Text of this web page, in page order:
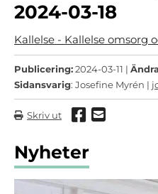
2024-03-18
Kallelse - Kallelse omsorg
Publicering:2024-03-11 |
Sidansvarig: Josefine Myrén |
Skriv ut Dela via
Dela
Nyheter